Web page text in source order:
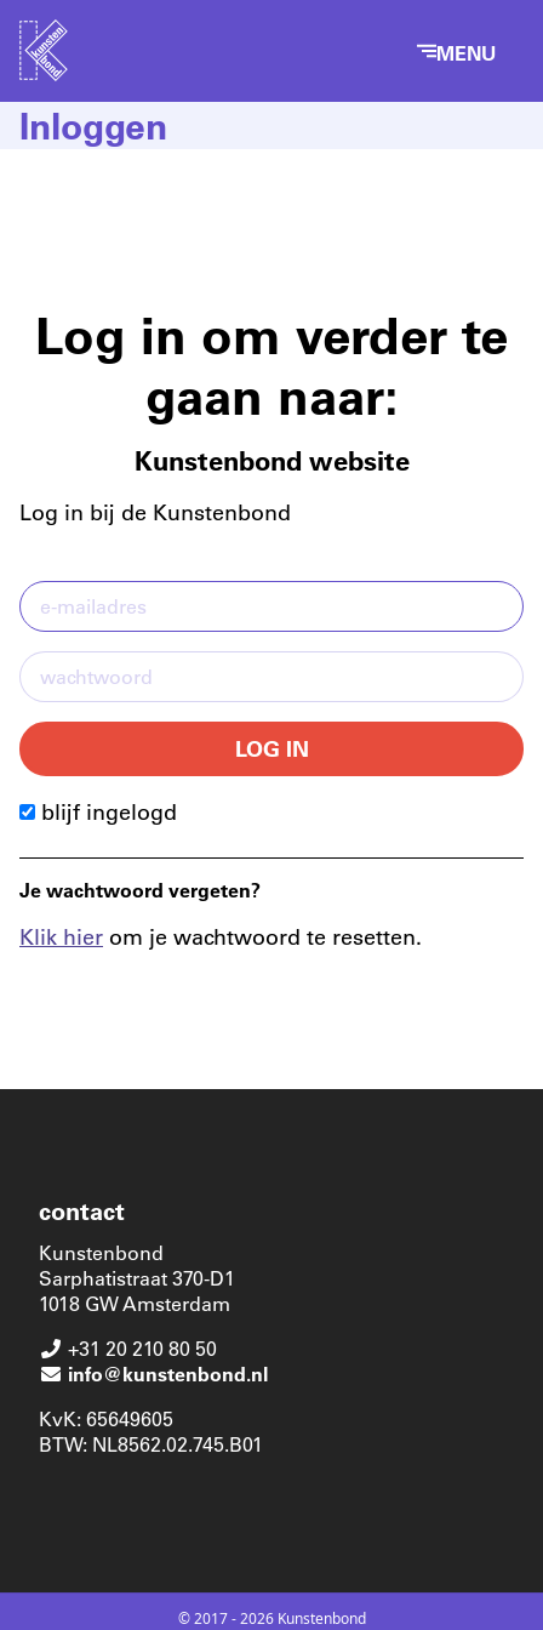
MENU
Inloggen
Log in om verder te
gaan naar:
Kunstenbond website
Log in bij de Kunstenbond
LOG IN
blijf ingelogd
Je wachtwoord vergeten?
Klik hier om je wachtwoord te resetten.
contact
Kunstenbond
Sarphatistraat 370-D1
1018 GW Amsterdam
+31 20 210 80 50
info@kunstenbond.nl
KvK: 65649605
BTW: NL8562.02.745.B01
© 2017 - 2026 Kunstenbond